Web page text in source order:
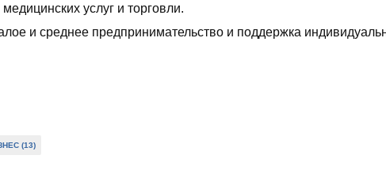
услуг и торговли.
и среднее предпринимательство и поддержка
(13)